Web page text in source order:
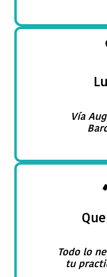
Vía
Todo lo
tu